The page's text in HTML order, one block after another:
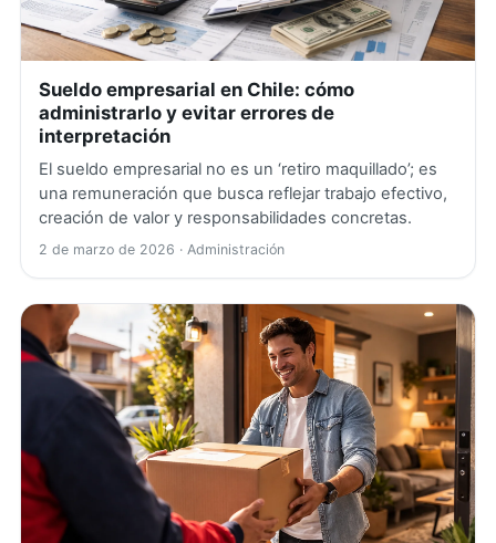
Sueldo empresarial en Chile: cómo
administrarlo y evitar errores de
interpretación
El sueldo empresarial no es un ‘retiro maquillado’; es
una remuneración que busca reflejar trabajo efectivo,
creación de valor y responsabilidades concretas.
2 de marzo de 2026 · Administración